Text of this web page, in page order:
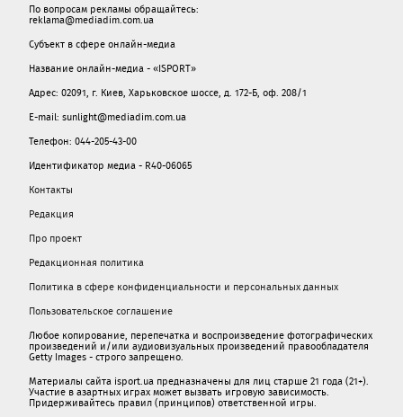
По вопросам рекламы обращайтесь:
reklama@mediadim.com.ua
Субъект в сфере онлайн-медиа
Название онлайн-медиа - «ISPORT»
Адрес: 02091, г. Киев, Харьковское шоссе, д. 172-Б, оф. 208/1
E-mail: sunlight@mediadim.com.ua
Телефон: 044-205-43-00
Идентификатор медиа - R40-06065
Контакты
Редакция
Про проект
Редакционная политика
Политика в сфере конфиденциальности и персональных данных
Пользовательское соглашение
Любое копирование, перепечатка и воспроизведение фотографических
произведений и/или аудиовизуальных произведений правообладателя
Getty Images - строго запрещено.
Материалы сайта isport.ua предназначены для лиц старше 21 года (21+).
Участие в азартных играх может вызвать игровую зависимость.
Придерживайтесь правил (принципов) ответственной игры.